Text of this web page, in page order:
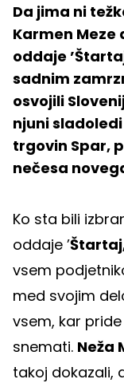
Da jima ni
Karmen Meze
oddaje
sadnim
osvojili
njuni
trgovin Spar,
nečesa
Ko sta bili
oddaje ’
vsem
med svojim
vsem, kar
snemati. Neža
takoj dokazali,